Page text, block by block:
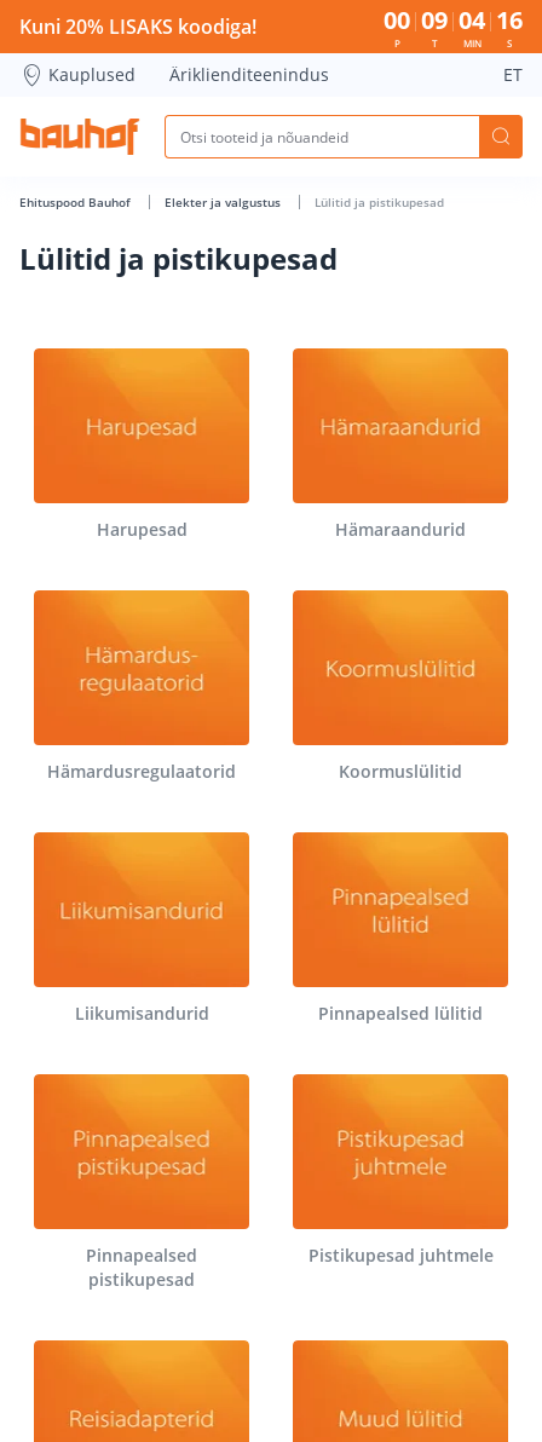
Lülitid ja pistikupesad - Bauhof has loaded
Kuni 20% LISAKS koodiga! 00
P
09
T
04
MIN
16
S
Kauplused Äriklienditeenindus ET
Ehituspood Bauhof Elekter ja valgustus Lülitid ja pistikupesad
Lülitid ja pistikupesad
Harupesad Hämaraandurid
Hämardusregulaatorid Koormuslülitid
Liikumisandurid Pinnapealsed lülitid
Pinnapealsed
pistikupesad
Pistikupesad juhtmele